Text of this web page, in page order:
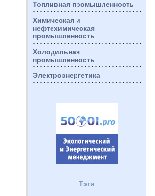
Топливная промышленность
Химическая и
нефтехимическая
промышленность
Холодильная
промышленность
Электроэнергетика
Тэги